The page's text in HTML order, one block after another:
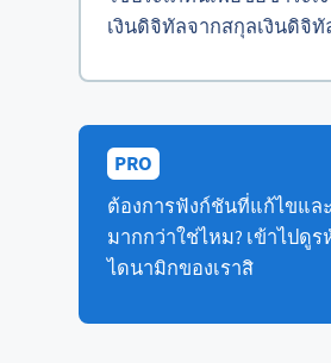
เงินดิจิทัลจากสกุลเงินดิจิ
PRO
ต้องการฟังก์ชันที่แก้ไขแล
มากกว่าใช่ไหม? เข้าไปดู
ไดนามิกของเราสิ